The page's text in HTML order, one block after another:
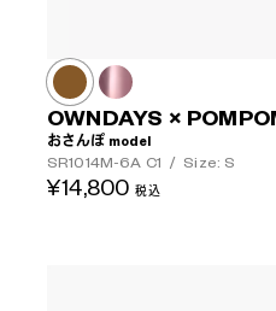
OWNDAYS ×
おさんぽ model
SR1014M-6A C1 / Size: S
¥14,800 税込